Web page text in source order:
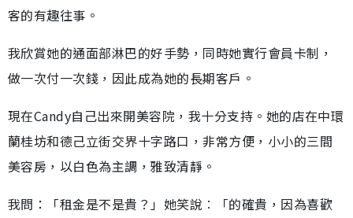
客的有趣往事。
我欣賞她的通面部淋巴的好手勢，同時她實行會員卡制，
做一次付一次錢，因此成為她的長期客戶。
現在Candy自己出來開美容院，我十分支持。她的店在中環
蘭桂坊和德己立街交界十字路口，非常方便，小小的三間
美容房，以白色為主調，雅致清靜。
我問：「租金是不是貴？」她笑說︰「的確貴，因為喜歡